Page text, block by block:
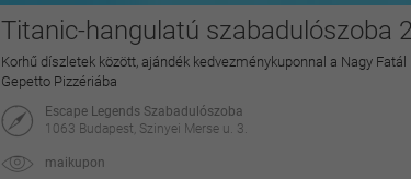
Titanic-hangulatú szabadulószoba
Korhű díszletek között, ajándék kedvezménykuponnal a Nagy
Gepetto Pizzériába
Escape Legends Szabadulószoba
1063 Budapest, Szinyei Merse u. 3.
maikupon